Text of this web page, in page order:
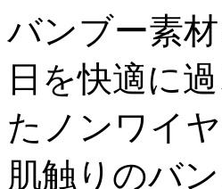
バンブー素
日を快適に
たノンワイ
肌触りのバ